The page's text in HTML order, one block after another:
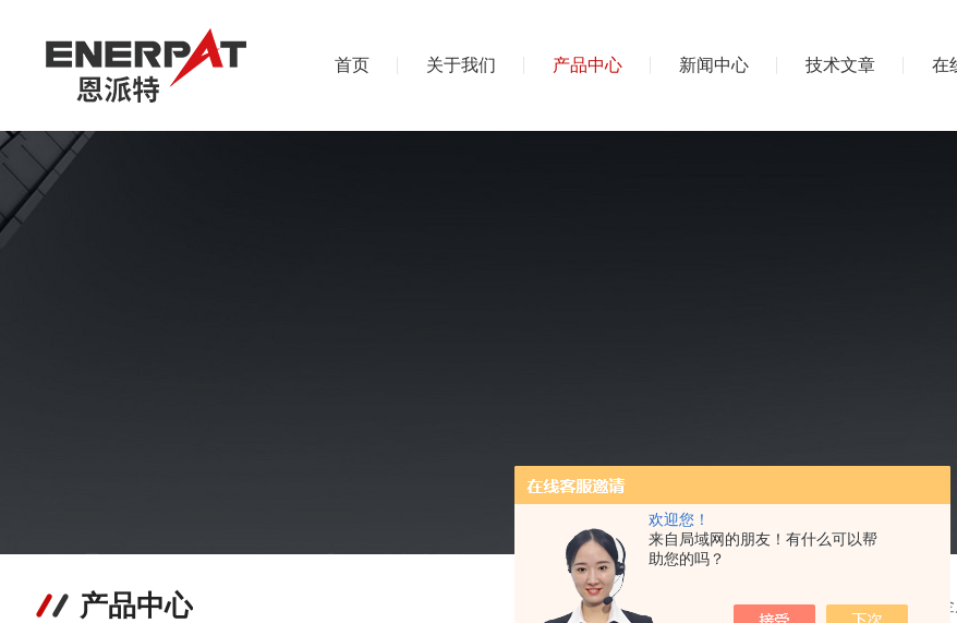
欢迎您！
来自局域网的朋友！有什么可以帮
助您的吗？
首页 关于我们 产品中心 新闻中心 技术文章 在
产品中心 我的位置：首页>产品中心